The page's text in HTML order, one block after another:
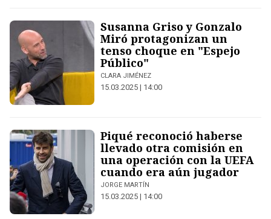
Susanna Griso y Gonzalo
Miró protagonizan un
tenso choque en "Espejo
Público"
CLARA JIMÉNEZ
15.03.2025 | 14:00
Piqué reconoció haberse
llevado otra comisión en
una operación con la UEFA
cuando era aún jugador
JORGE MARTÍN
15.03.2025 | 14:00